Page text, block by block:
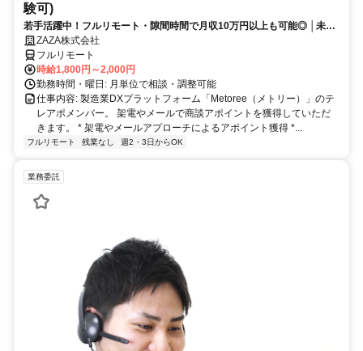
験可)
若手活躍中！フルリモート・隙間時間で月収10万円以上も可能◎ │未経
験からインサイドセールスに挑戦
ZAZA株式会社
フルリモート
時給1,800円～2,000円
勤務時間・曜日: 月単位で相談・調整可能
仕事内容: 製造業DXプラットフォーム「Metoree（メトリー）」のテ
レアポメンバー。 架電やメールで商談アポイントを獲得していただ
きます。 * 架電やメールアプローチによるアポイント獲得 *...
フルリモート 残業なし 週2・3日からOK
業務委託